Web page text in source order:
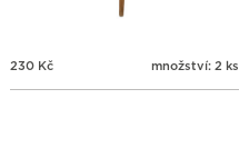
230 Kč množství: 2 ks